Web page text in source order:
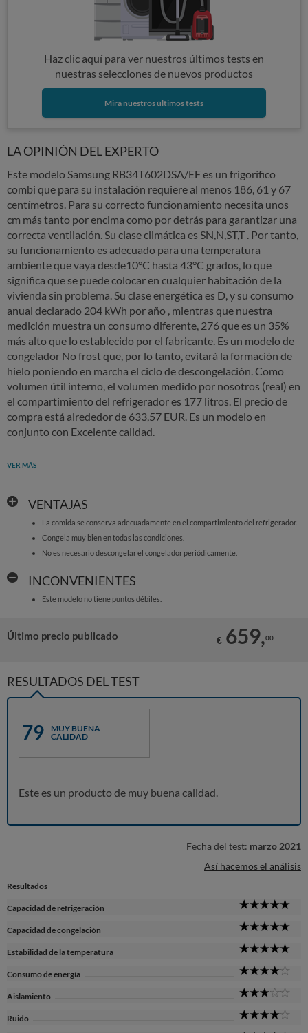
Haz clic aquí para ver nuestros últimos tests en
nuestras selecciones de nuevos productos
Mira nuestros últimos tests
LA OPINIÓN DEL EXPERTO
Este modelo Samsung RB34T602DSA/EF es un frigorífico
combi que para su instalación requiere al menos 186, 61 y 67
centímetros. Para su correcto funcionamiento necesita unos
cm más tanto por encima como por detrás para garantizar una
correcta ventilación. Su clase climática es SN,N,ST,T . Por tanto,
su funcionamiento es adecuado para una temperatura
ambiente que vaya desde10°C hasta 43°C grados, lo que
significa que se puede colocar en cualquier habitación de la
vivienda sin problema. Su clase energética es D, y su consumo
anual declarado 204 kWh por año , mientras que nuestra
medición muestra un consumo diferente, 276 que es un 35%
más alto que lo establecido por el fabricante. Es un modelo de
congelador No frost que, por lo tanto, evitará la formación de
hielo poniendo en marcha el ciclo de descongelación. Como
volumen útil interno, el volumen medido por nosotros (real) en
el compartimiento del refrigerador es 177 litros. El precio de
compra está alrededor de 633,57 EUR. Es un modelo en
conjunto con Excelente calidad.
VER MÁS
VENTAJAS
La comida se conserva adecuadamente en el compartimiento del refrigerador.
Congela muy bien en todas las condiciones.
No es necesario descongelar el congelador periódicamente.
INCONVENIENTES
Este modelo no tiene puntos débiles.
Último precio publicado € 659,00
RESULTADOS DEL TEST
79
MUY BUENA
CALIDAD
Este es un producto de muy buena calidad.
Fecha del test: marzo 2021
Así hacemos el análisis
Resultados
Capacidad de refrigeración
Capacidad de congelación
Estabilidad de la temperatura
Consumo de energía
Aislamiento
Ruido